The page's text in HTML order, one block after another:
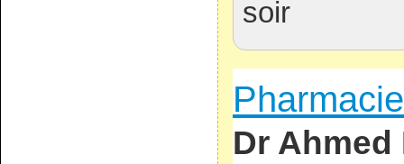
soir
Pharmacie
Dr Ahmed